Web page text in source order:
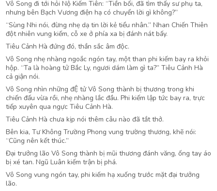
Vô Song đi tới hỏi Nộ Kiếm Tiên: “Tiền bối, đã tìm thấy sư phụ ta,
nhưng bên Bạch Vương điện hạ có chuyển lời gì không?”
“Sùng Nhi nói, đừng nhẹ dạ tin lời kẻ tiểu nhân.” Nhan Chiến Thiên
đột nhiên vung kiếm, cỗ xe ở phía xa bị đánh nát bấy.
Tiêu Cảnh Hà đứng đó, thần sắc âm độc.
Vô Song nhẹ nhàng ngoắc ngón tay, một than phi kiếm bay ra khỏi
hộp. “Ta là hoàng tử Bắc Ly, ngươi dám làm gì ta?” Tiêu Cảnh Hà
cả giận nói.
Vô Song nhìn những đỆ tử Vô Song thành bị thương trong khi
chiến đấu vừa rồi, nhẹ nhàng lắc đầu. Phi kiếm lập tức bay ra, trực
tiếp xuyên qua ngực Tiêu Cảnh Hà.
Tiêu Cảnh Hà chưa kịp nói thêm câu nào đã tắt thở.
Bên kia, Tư Không Trường Phong vung trường thương, khẽ nói:
“Cũng nên kết thúc.”
Đại trưởng lão Vô Song thành bị mũi thương đánh văng, ống tay áo
bị xé tan. Ngũ Luân kiếm trận bị phá.
Vô Song vung ngón tay, phi kiếm hạ xuống trước mặt đại trưởng
lão.